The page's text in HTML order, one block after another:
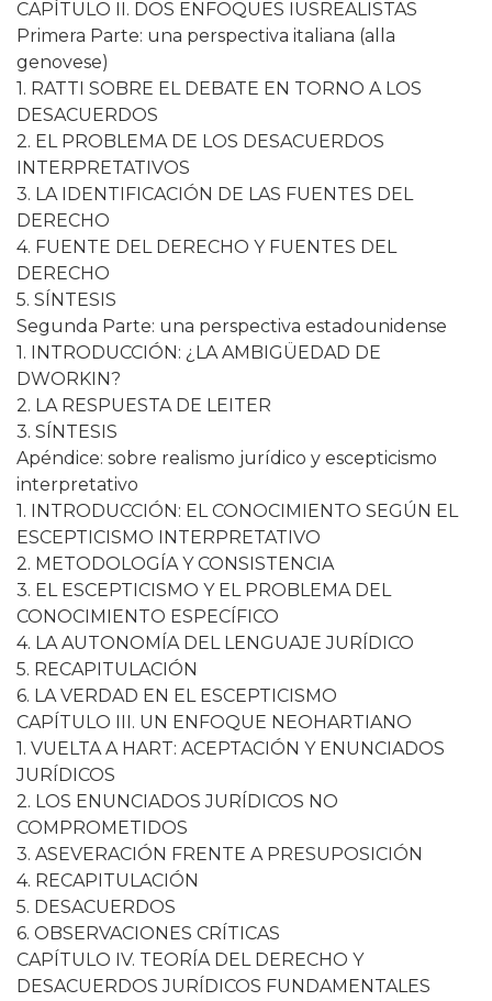
CAPÍTULO II. DOS ENFOQUES IUSREALISTAS
Primera Parte: una perspectiva italiana (alla
genovese)
1. RATTI SOBRE EL DEBATE EN TORNO A LOS
DESACUERDOS
2. EL PROBLEMA DE LOS DESACUERDOS
INTERPRETATIVOS
3. LA IDENTIFICACIÓN DE LAS FUENTES DEL
DERECHO
4. FUENTE DEL DERECHO Y FUENTES DEL
DERECHO
5. SÍNTESIS
Segunda Parte: una perspectiva estadounidense
1. INTRODUCCIÓN: ¿LA AMBIGÜEDAD DE
DWORKIN?
2. LA RESPUESTA DE LEITER
3. SÍNTESIS
Apéndice: sobre realismo jurídico y escepticismo
interpretativo
1. INTRODUCCIÓN: EL CONOCIMIENTO SEGÚN EL
ESCEPTICISMO INTERPRETATIVO
2. METODOLOGÍA Y CONSISTENCIA
3. EL ESCEPTICISMO Y EL PROBLEMA DEL
CONOCIMIENTO ESPECÍFICO
4. LA AUTONOMÍA DEL LENGUAJE JURÍDICO
5. RECAPITULACIÓN
6. LA VERDAD EN EL ESCEPTICISMO
CAPÍTULO III. UN ENFOQUE NEOHARTIANO
1. VUELTA A HART: ACEPTACIÓN Y ENUNCIADOS
JURÍDICOS
2. LOS ENUNCIADOS JURÍDICOS NO
COMPROMETIDOS
3. ASEVERACIÓN FRENTE A PRESUPOSICIÓN
4. RECAPITULACIÓN
5. DESACUERDOS
6. OBSERVACIONES CRÍTICAS
CAPÍTULO IV. TEORÍA DEL DERECHO Y
DESACUERDOS JURÍDICOS FUNDAMENTALES